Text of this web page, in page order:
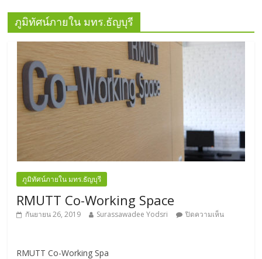
ภูมิทัศน์ภายใน มทร.ธัญบุรี
ภูมิทัศน์ภายใน มทร.ธัญบุรี
RMUTT Co-Working Space
กันยายน 26, 2019 Surassawadee Yodsri ปิดความเห็น
RMUTT Co-Working Spa